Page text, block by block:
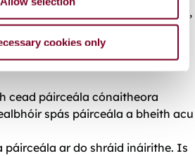
cookies only
i gcás réadmhaoin a ligtear ar cíos,
a chlárú de réir Rialacháin
Tithe
an tAcht um Thionóntachtaí
cead páirceála cónaitheora
spás páirceála a bheith acu
páirceála ar do shráid ináirithe. Is